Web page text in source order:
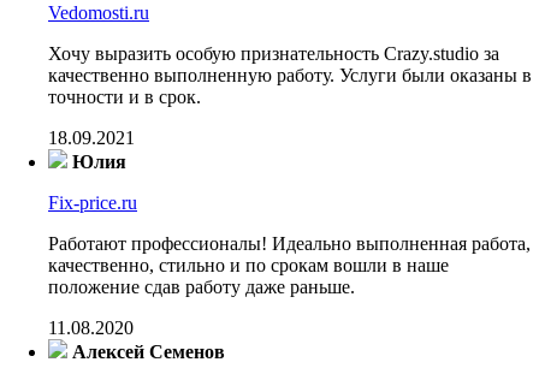
Vedomosti.ru
Хочу выразить особую признательность Crazy.studio за
качественно выполненную работу. Услуги были оказаны в
точности и в срок.
18.09.2021
Юлия
Fix-price.ru
Работают профессионалы! Идеально выполненная работа,
качественно, стильно и по срокам вошли в наше
положение сдав работу даже раньше.
11.08.2020
Алексей Семенов